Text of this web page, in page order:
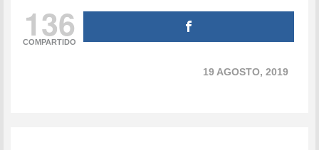
136
COMPARTIDO
19 AGOSTO, 2019